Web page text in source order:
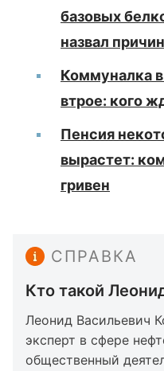
базовых
назвал
Коммуналка
втрое: кого
Пенсия
вырастет:
гривен
СПРАВКА
Кто такой
Леонид Васильевич
эксперт в сфере
общественный